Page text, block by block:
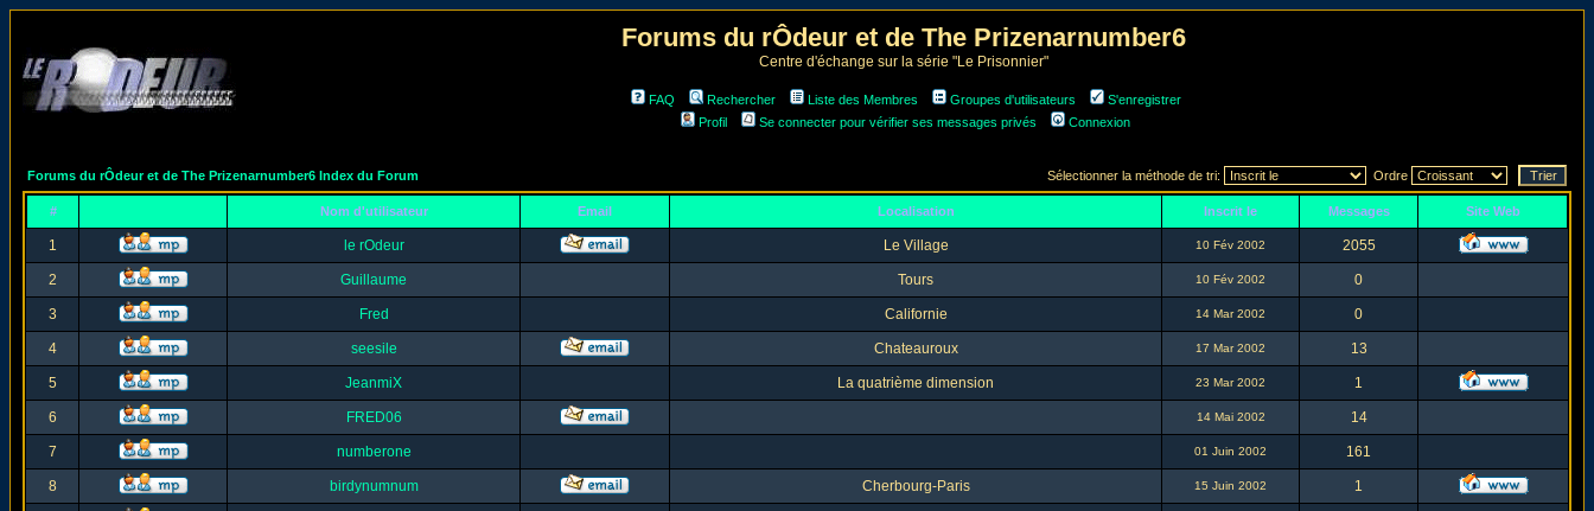
Forums du rÔdeur et de The Prizenarnumber6
Centre d'échange sur la série "Le Prisonnier"
FAQ Rechercher Liste des Membres Groupes d'utilisateurs
S'enregistrer
Profil
Se connecter pour vérifier ses messages privés Connexion
Forums du rÔdeur et de The Prizenarnumber6 Index du Forum Sélectionner la méthode de tri: Ordre
# Nom d'utilisateur Email Localisation Inscrit le Messages Site Web
1 le rOdeur Le Village 10 Fév 2002 2055
2 Guillaume Tours 10 Fév 2002 0
3 Fred Californie 14 Mar 2002 0
4 seesile Chateauroux 17 Mar 2002 13
5 JeanmiX La quatrième dimension 23 Mar 2002 1
6 FRED06 14 Mai 2002 14
7 numberone 01 Juin 2002 161
8 birdynumnum Cherbourg-Paris 15 Juin 2002 1